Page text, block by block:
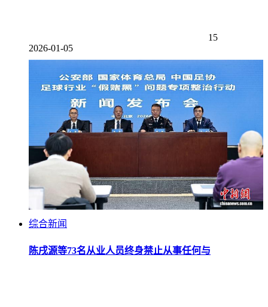
15
2026-01-05
综合新闻
陈戌源等73名从业人员终身禁止从事任何与